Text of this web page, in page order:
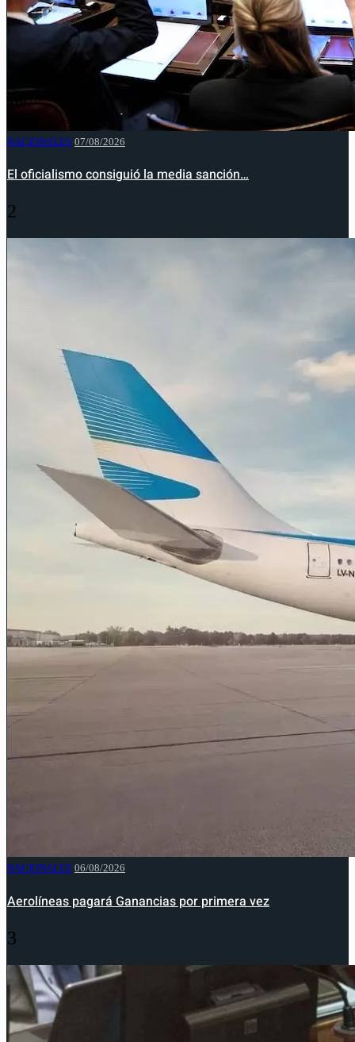
NACIONALES 07/08/2026
El oficialismo consiguió la media sanción…
2
NACIONALES 06/08/2026
Aerolíneas pagará Ganancias por primera vez
3